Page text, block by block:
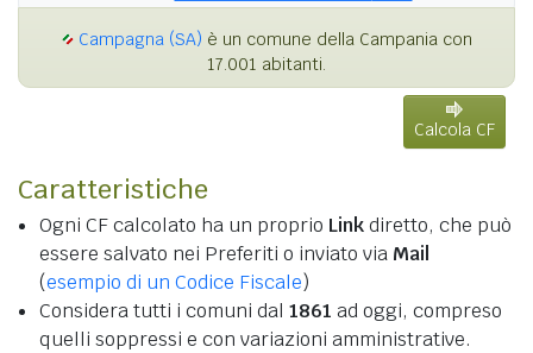
Campagna (SA) è un comune della Campania con
17.001 abitanti.
Calcola CF
Caratteristiche
Ogni CF calcolato ha un proprio Linkdiretto, che può
essere salvato nei Preferiti o inviato via Mail
(esempio di un Codice Fiscale)
Considera tutti i comuni dal 1861 ad oggi, compreso
quelli soppressi e con variazioni amministrative.